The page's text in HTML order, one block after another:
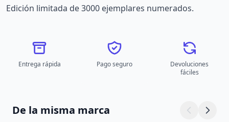
Edición limitada de 3000 ejemplares numerados.
Entrega rápida Pago seguro
Devoluciones
fáciles
De la misma marca